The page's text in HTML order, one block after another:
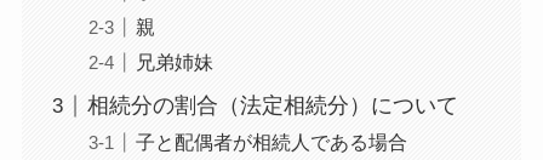
親
兄弟姉妹
相続分の割合（法定相続分）について
子と配偶者が相続人である場合